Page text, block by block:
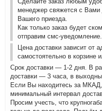
менеджер свяжется с Вами
Вашего приезда.
Как только заказ будет
отправим смс-уведомление.
Цена доставки зависит от
самостоятельно в
Срок доставки — 1-2 дня. В
доставки — 3 часа, в
Если Вы находитесь за
минимальный интервал
Просим учесть, что